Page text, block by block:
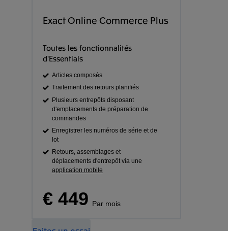
Exact Online Commerce Plus
Toutes les fonctionnalités
d'Essentials
Articles composés
Traitement des retours planifiés
Plusieurs entrepôts disposant
d'emplacements de préparation de
commandes
Enregistrer les numéros de série et de
lot
Retours, assemblages et
déplacements d'entrepôt via une
application mobile
€ 449 Par mois